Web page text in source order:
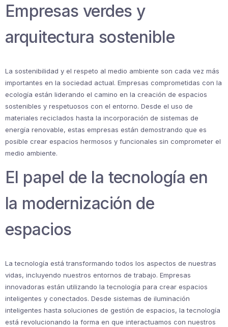
Empresas verdes y
arquitectura sostenible
La sostenibilidad y el respeto al medio ambiente son cada vez más
importantes en la sociedad actual. Empresas comprometidas con la
ecología están liderando el camino en la creación de espacios
sostenibles y respetuosos con el entorno. Desde el uso de
materiales reciclados hasta la incorporación de sistemas de
energía renovable, estas empresas están demostrando que es
posible crear espacios hermosos y funcionales sin comprometer el
medio ambiente.
El papel de la tecnología en
la modernización de
espacios
La tecnología está transformando todos los aspectos de nuestras
vidas, incluyendo nuestros entornos de trabajo. Empresas
innovadoras están utilizando la tecnología para crear espacios
inteligentes y conectados. Desde sistemas de iluminación
inteligentes hasta soluciones de gestión de espacios, la tecnología
está revolucionando la forma en que interactuamos con nuestros